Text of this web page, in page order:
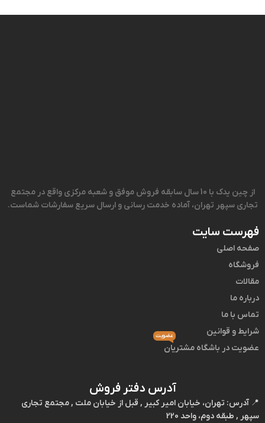
از چین یدک با 10 سال سابقه فروش موفق و شعبه مرکزی واقع در مجتمع
تجاری سپهر تهران، آماده خدمت رسانی و ارسال سریع سفارشات شماست.
فهرست سایت
صفحه اصلی
فروشگاه
مقالات
درباره ما
تماس با ما
شرایط و قوانین
عضویت در باشگاه مشتریان
عضویت
آدرس دفتر فروش
📍 آدرس: تهران، خیابان امیر کبیر , قبل از خیابان ملت , مجتمع تجاری
سپهر , طبقه دوم، واحد 220